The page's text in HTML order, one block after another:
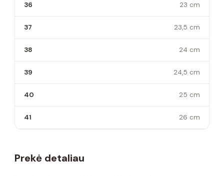
36 23 cm
37 23,5 cm
38 24 cm
39 24,5 cm
40 25 cm
41 26 cm
Prekė detaliau